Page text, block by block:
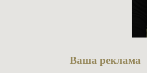
Ваша реклама